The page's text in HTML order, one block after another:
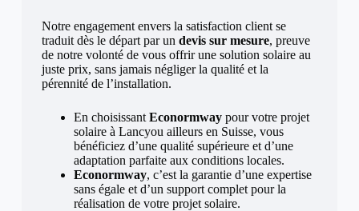
Notre engagement envers la satisfaction client se
traduit dès le départ par un devis sur mesure, preuve
de notre volonté de vous offrir une solution solaire au
juste prix, sans jamais négliger la qualité et la
pérennité de l’installation.
En choisissant Econormwaypour votre projet
solaire à Lancyou ailleurs en Suisse, vous
bénéficiez d’une qualité supérieure et d’une
adaptation parfaite aux conditions locales.
Econormway, c’est la garantie d’une expertise
sans égale et d’un support complet pour la
réalisation de votre projet solaire.